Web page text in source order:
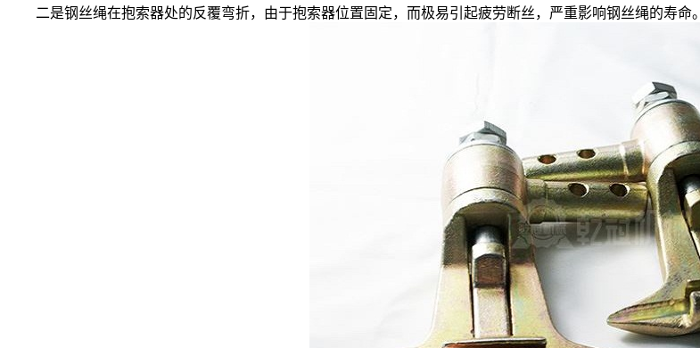
二是钢丝绳在抱索器处的反覆弯折，由于抱索器位置固定，而极易引起疲劳断丝，严重影响钢丝绳的寿命。